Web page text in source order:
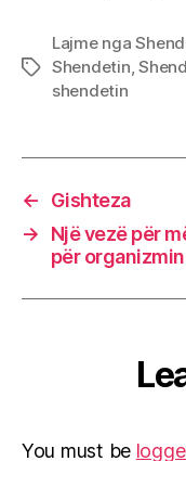
Tags
Lajme nga
Shendetin,
shendetin
←
Gishteza
→
Një vezë për
për organizmin
You must be